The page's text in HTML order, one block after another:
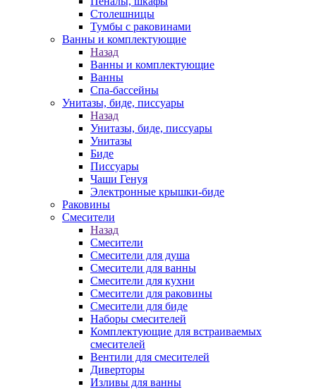
Столешницы
Тумбы с раковинами
Ванны и комплектующие
Назад
Ванны и комплектующие
Ванны
Спа-бассейны
Унитазы, биде, писсуары
Назад
Унитазы, биде, писсуары
Унитазы
Биде
Писсуары
Чаши Генуя
Электронные крышки-биде
Раковины
Смесители
Назад
Смесители
Смесители для душа
Смесители для ванны
Смесители для кухни
Смесители для раковины
Смесители для биде
Наборы смесителей
Комплектующие для встраиваемых
смесителей
Вентили для смесителей
Диверторы
Изливы для ванны